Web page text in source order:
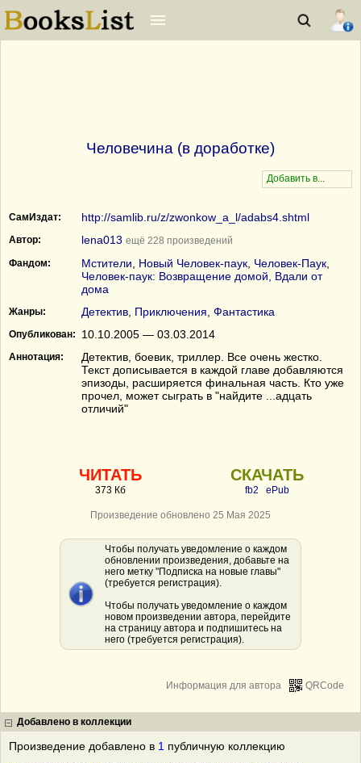
Человечина (в доработке)
СамИздат: http://samlib.ru/z/zwonkow_a_l/adabs4.shtml
Автор: lena013 ещё 228 произведений
Фандом:
Мстители Новый Человек-паук Человек-Паук
Человек-паук: Возвращение домой, Вдали от
дома
Жанры: Детектив Приключения Фантастика
Опубликован: 10.10.2005 — 03.03.2014
Аннотация:
Детектив, боевик, триллер. Все очень жестко.
Текст дописывается в каждой главе добавляются
эпизоды, расширяется финальная часть. Кто уже
прочел, может сыграть в "найдите ...адцать
отличий"
ЧИТАТЬ
373 Кб
СКАЧАТЬ
fb2 ePub
Произведение обновлено 25 Мая 2025
Чтобы получать уведомление о каждом
обновлении произведения, добавьте на
него метку "Подписка на новые главы"
(требуется регистрация).
Чтобы получать уведомление о каждом
новом произведении автора, перейдите
на страницу автора и подпишитесь на
него (требуется регистрация).
QRCode
Информация для автора
Добавлено в коллекции
Произведение добавлено в 1 публичную коллекцию